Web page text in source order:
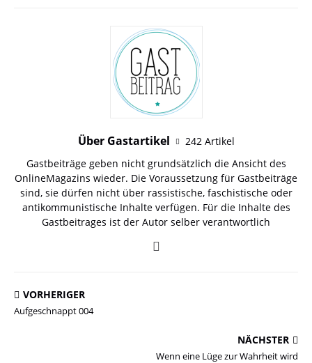
Über Gastartikel
242 Artikel
Gastbeiträge geben nicht grundsätzlich die Ansicht des
OnlineMagazins wieder. Die Voraussetzung für Gastbeiträge
sind, sie dürfen nicht über rassistische, faschistische oder
antikommunistische Inhalte verfügen. Für die Inhalte des
Gastbeitrages ist der Autor selber verantwortlich
VORHERIGER
Aufgeschnappt 004
NÄCHSTER
Wenn eine Lüge zur Wahrheit wird